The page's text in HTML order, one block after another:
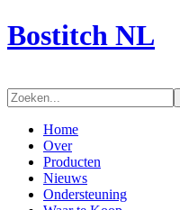
Bostitch NL
Home
Over
Producten
Nieuws
Ondersteuning